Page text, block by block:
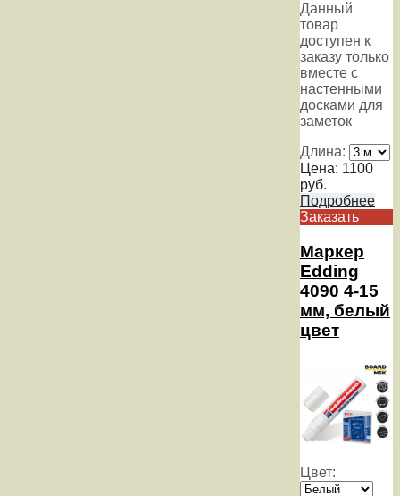
Данный
товар
доступен к
заказу только
вместе с
настенными
досками для
заметок
Длина:
Цена: 1100
руб.
Подробнее
Заказать
Маркер
Edding
4090 4-15
мм, белый
цвет
Цвет: